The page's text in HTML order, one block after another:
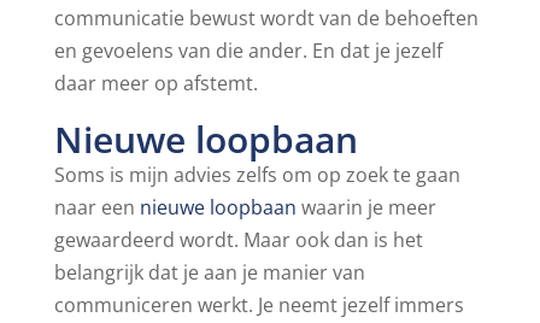
communicatie bewust wordt van de behoeften
en gevoelens van die ander. En dat je jezelf
daar meer op afstemt.
Nieuwe loopbaan
Soms is mijn advies zelfs om op zoek te gaan
naar een nieuwe loopbaan waarin je meer
gewaardeerd wordt. Maar ook dan is het
belangrijk dat je aan je manier van
communiceren werkt. Je neemt jezelf immers